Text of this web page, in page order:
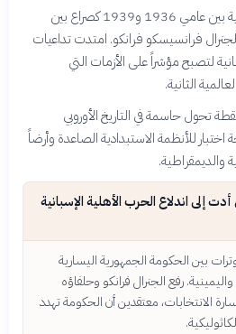
اندلعت الحرب الأهلية الإسبانية بين عامي 1936 و1939 كصراع بين
فرانسيسكو فرانكو. امتدت تداعيات
لتصبح مؤشراً على الأزمات التي
الثانية.
تحول حاسمة في التاريخ الأوروبي
للأنظمة الاستبدادية الصاعدة وأرضاً
والديمقراطية.
إلى اندلاع الحرب الأهلية الإسبانية
بين الحكومة الجمهورية اليسارية
رفع الجنرال فرانكو وحلفاؤه
الانتخابات، معتقدين أن الحكومة تهدد